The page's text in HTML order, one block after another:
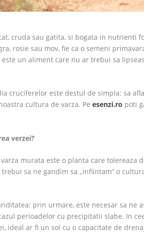
cruda sau gatita, si bogata in nutrienti
rosie sau mov, fie ca o semeni
un aliment care nu ar trebui sa
cruciferelor este destul de simpla: sa
cultura de varza. Peesenzi.ro poti
verzei?
murata este o planta care tolereaza
sa ne gandim sa „infiintam” o
prin urmare, este necesar sa ne
perioadelor cu precipitatii slabe. In
ideal ar fi un sol cu o capacitate de